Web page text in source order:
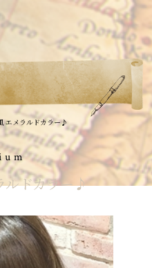
エメラルドカラー♪
ルドカラー♪